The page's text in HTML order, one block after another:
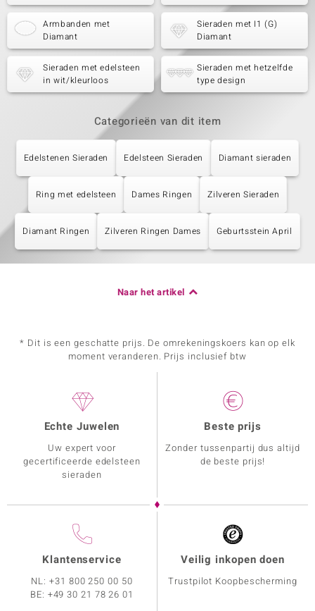
Armbanden met
Diamant
Sieraden met I1 (G)
Diamant
Sieraden met edelsteen
in wit/kleurloos
Sieraden met hetzelfde
type design
Categorieën van dit item
Edelstenen Sieraden Edelsteen Sieraden Diamant sieraden
Ring met edelsteen Dames Ringen Zilveren Sieraden
Diamant Ringen Zilveren Ringen Dames Geburtsstein April
Naar het artikel
* Dit is een geschatte prijs. De omrekeningskoers kan op elk
moment veranderen. Prijs inclusief btw
Echte Juwelen
Uw expert voor
gecertificeerde edelsteen
sieraden
Beste prijs
Zonder tussenpartij dus altijd
de beste prijs!
Klantenservice
NL:+31 800 250 00 50
BE: +49 30 21 78 26 01
Veilig inkopen doen
Trustpilot Koopbescherming